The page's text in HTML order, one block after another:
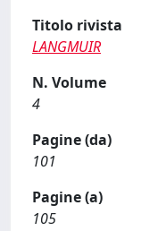
Titolo rivista
LANGMUIR
N. Volume
4
Pagine (da)
101
Pagine (a)
105